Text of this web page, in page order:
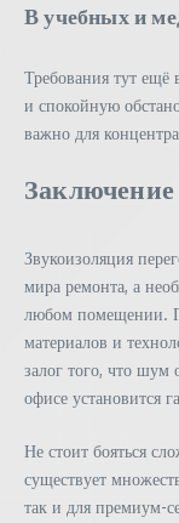
В учебных и
Требования тут ещё
и спокойную
важно для
Заключение
Звукоизоляция
мира ремонта, а
любом помещении.
материалов и
залог того, что шум
офисе установится
Не стоит бояться
существует
так и для премиум-